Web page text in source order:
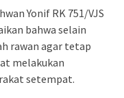
Yonif RK 751/VJS
bahwa selain
rawan agar tetap
melakukan
setempat.